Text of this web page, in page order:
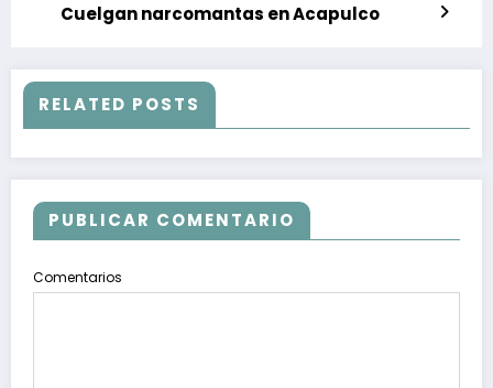
Cuelgan narcomantas en Acapulco
RELATED POSTS
PUBLICAR COMENTARIO
Comentarios